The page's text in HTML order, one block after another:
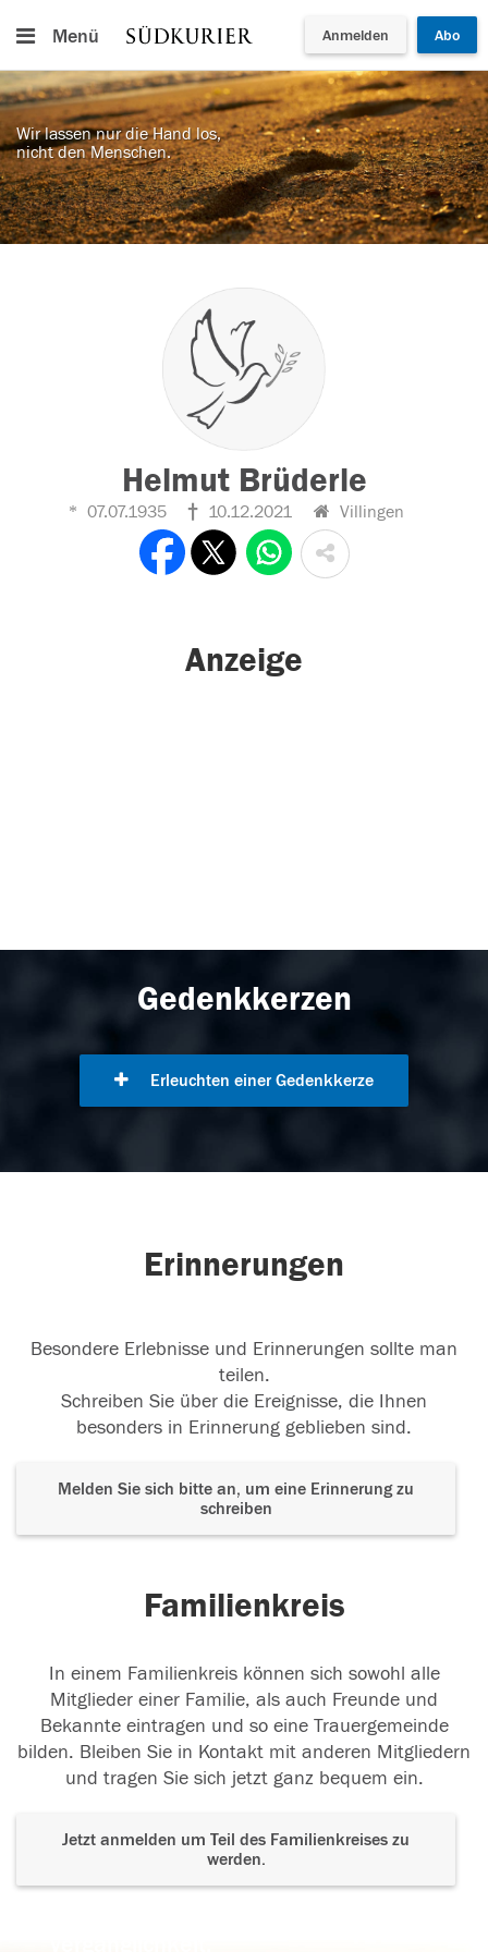
Menü Anmelden Abo
Wir lassen nur die Hand los,
nicht den Menschen.
Helmut Brüderle
07.07.1935 10.12.2021 Villingen
Anzeige
Gedenkkerzen
Erleuchten einer Gedenkkerze
Erinnerungen
Besondere Erlebnisse und Erinnerungen sollte man
teilen.
Schreiben Sie über die Ereignisse, die Ihnen
besonders in Erinnerung geblieben sind.
Melden Sie sich bitte an, um eine Erinnerung zu
schreiben
Familienkreis
In einem Familienkreis können sich sowohl alle
Mitglieder einer Familie, als auch Freunde und
Bekannte eintragen und so eine Trauergemeinde
bilden. Bleiben Sie in Kontakt mit anderen Mitgliedern
und tragen Sie sich jetzt ganz bequem ein.
Jetzt anmelden um Teil des Familienkreises zu
werden.